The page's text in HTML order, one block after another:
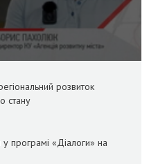
розвиток
стану
програмі «Діалоги» на